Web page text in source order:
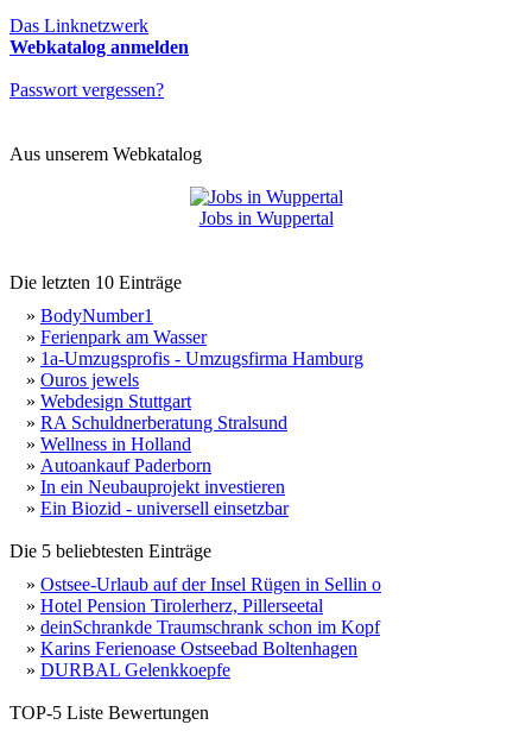
Das Linknetzwerk
Webkatalog anmelden
Passwort vergessen?
Aus unserem Webkatalog
Jobs in Wuppertal
Die letzten 10 Einträge
» BodyNumber1
» Ferienpark am Wasser
» 1a-Umzugsprofis - Umzugsfirma Hamburg
» Ouros jewels
» Webdesign Stuttgart
» RA Schuldnerberatung Stralsund
» Wellness in Holland
» Autoankauf Paderborn
» In ein Neubauprojekt investieren
» Ein Biozid - universell einsetzbar
Die 5 beliebtesten Einträge
» Ostsee-Urlaub auf der Insel Rügen in Sellin o
» Hotel Pension Tirolerherz, Pillerseetal
» deinSchrankde Traumschrank schon im Kopf
» Karins Ferienoase Ostseebad Boltenhagen
» DURBAL Gelenkkoepfe
TOP-5 Liste Bewertungen